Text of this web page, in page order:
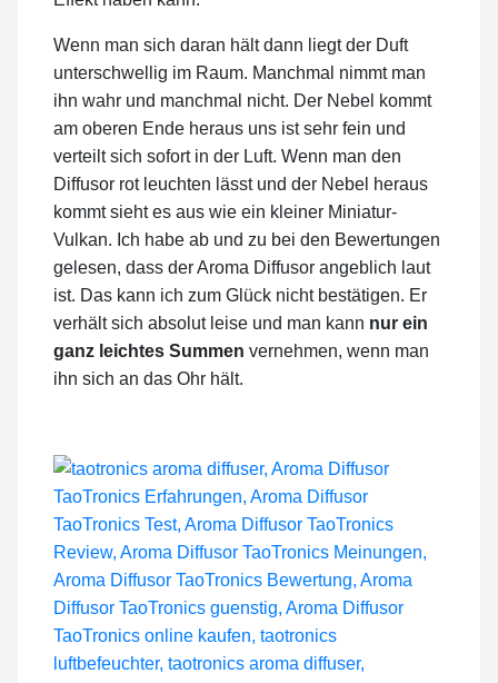
Wenn man sich daran hält dann liegt der Duft
unterschwellig im Raum. Manchmal nimmt man
ihn wahr und manchmal nicht. Der Nebel kommt
am oberen Ende heraus uns ist sehr fein und
verteilt sich sofort in der Luft. Wenn man den
Diffusor rot leuchten lässt und der Nebel heraus
kommt sieht es aus wie ein kleiner Miniatur-
Vulkan. Ich habe ab und zu bei den Bewertungen
gelesen, dass der Aroma Diffusor angeblich laut
ist. Das kann ich zum Glück nicht bestätigen. Er
verhält sich absolut leise und man kann nur ein
ganz leichtes Summen vernehmen, wenn man
ihn sich an das Ohr hält.